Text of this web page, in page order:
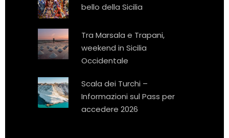
bello della Sicilia
Tra Marsala e Trapani,
weekend in Sicilia
Occidentale
Scala dei Turchi –
Informazioni sul Pass per
accedere 2026